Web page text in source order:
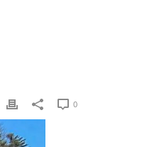
0